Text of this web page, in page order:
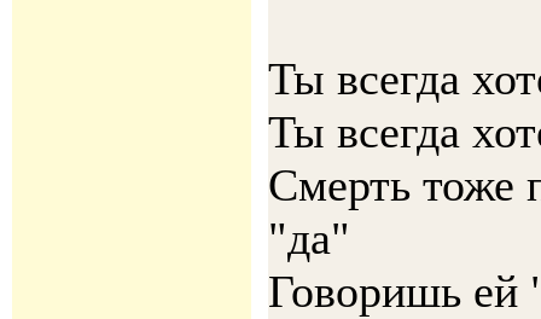
Ты всегда
Ты всегда
Смерть тоже
"да"
Говоришь ей